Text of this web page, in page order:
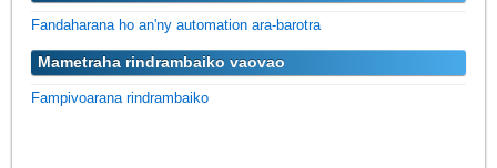
Fandaharana ho an'ny automation ara-barotra
Mametraha rindrambaiko vaovao
Fampivoarana rindrambaiko